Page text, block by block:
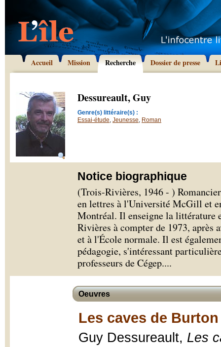
Accueil Mission Recherche Dossier de presse
Dessureault, Guy
Genre(s) littéraire(s) :
Essai-étude, Jeunesse, Roman
Notice biographique
(Trois-Rivières, 1946 - )
en lettres à l'Université McGill et
Montréal. Il enseigne la littérature
Rivières à compter de 1973, après
et à l'École normale. Il est
pédagogie, s'intéressant
professeurs de Cégep....
Oeuvres
Les caves de
Guy Dessureault, Les